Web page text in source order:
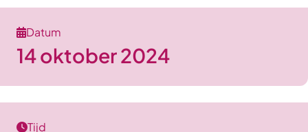
Datum
14 oktober 2024
Tijd